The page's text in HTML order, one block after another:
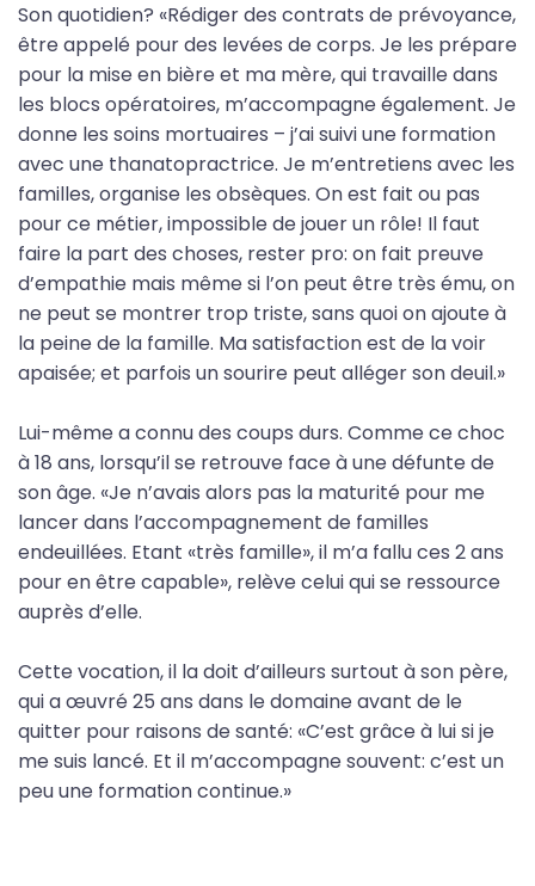
Son quotidien? «Rédiger des contrats de prévoyance,
être appelé pour des levées de corps. Je les prépare
pour la mise en bière et ma mère, qui travaille dans
les blocs opératoires, m’accompagne également. Je
donne les soins mortuaires – j’ai suivi une formation
avec une thanatopractrice. Je m’entretiens avec les
familles, organise les obsèques. On est fait ou pas
pour ce métier, impossible de jouer un rôle! Il faut
faire la part des choses, rester pro: on fait preuve
d’empathie mais même si l’on peut être très ému, on
ne peut se montrer trop triste, sans quoi on ajoute à
la peine de la famille. Ma satisfaction est de la voir
apaisée; et parfois un sourire peut alléger son deuil.»
Lui-même a connu des coups durs. Comme ce choc
à 18 ans, lorsqu’il se retrouve face à une défunte de
son âge. «Je n’avais alors pas la maturité pour me
lancer dans l’accompagnement de familles
endeuillées. Etant «très famille», il m’a fallu ces 2 ans
pour en être capable», relève celui qui se ressource
auprès d’elle.
Cette vocation, il la doit d’ailleurs surtout à son père,
qui a œuvré 25 ans dans le domaine avant de le
quitter pour raisons de santé: «C’est grâce à lui si je
me suis lancé. Et il m’accompagne souvent: c’est un
peu une formation continue.»